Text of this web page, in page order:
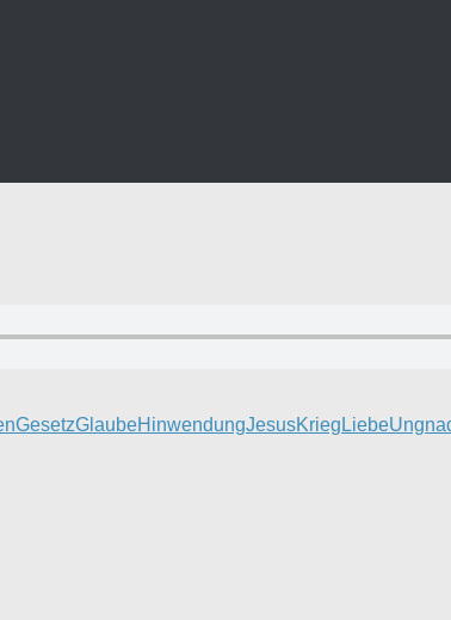
GesetzGlaubeHinwendungJesusKrieg Liebe